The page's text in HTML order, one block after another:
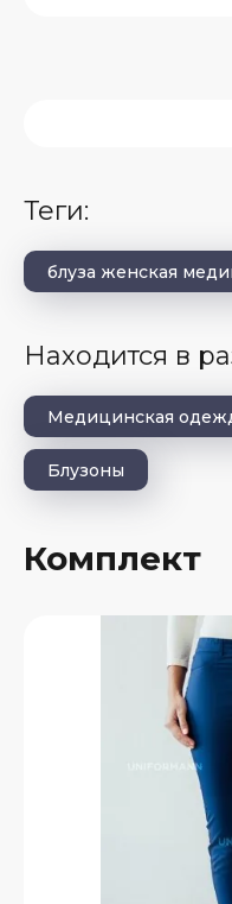
теги:
блуза женская
Находится в
Медицинская
Блузоны
Комплект